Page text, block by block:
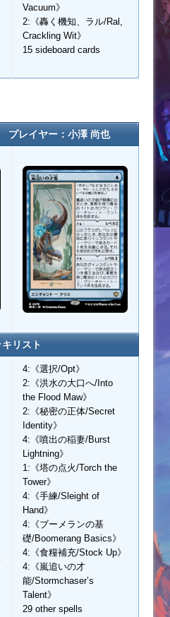
Vacuum》
2:《轟く機知、ラル/Ral,
Crackling Wit》
15 sideboard cards
プレイヤー：小澤 尚也
リスト
4:《選択/Opt》
2:《洪水の大口へ/Into
the Flood Maw》
2:《秘密の正体/Secret
Identity》
4:《噴出の稲妻/Burst
Lightning》
1:《塔の点火/Torch the
Tower》
4:《手練/Sleight of
Hand》
4:《ブーメランの基
礎/Boomerang Basics》
4:《食糧補充/Stock Up》
4:《嵐追いの才
能/Stormchaser’s
Talent》
29 other spells